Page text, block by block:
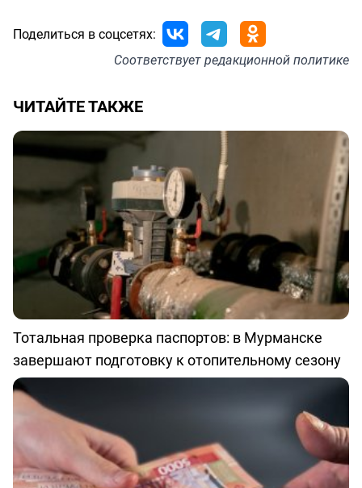
Поделиться в соцсетях:
Соответствуетредакционной политике
ЧИТАЙТЕ ТАКЖЕ
Тотальная проверка паспортов: в Мурманске
завершают подготовку к отопительному сезону